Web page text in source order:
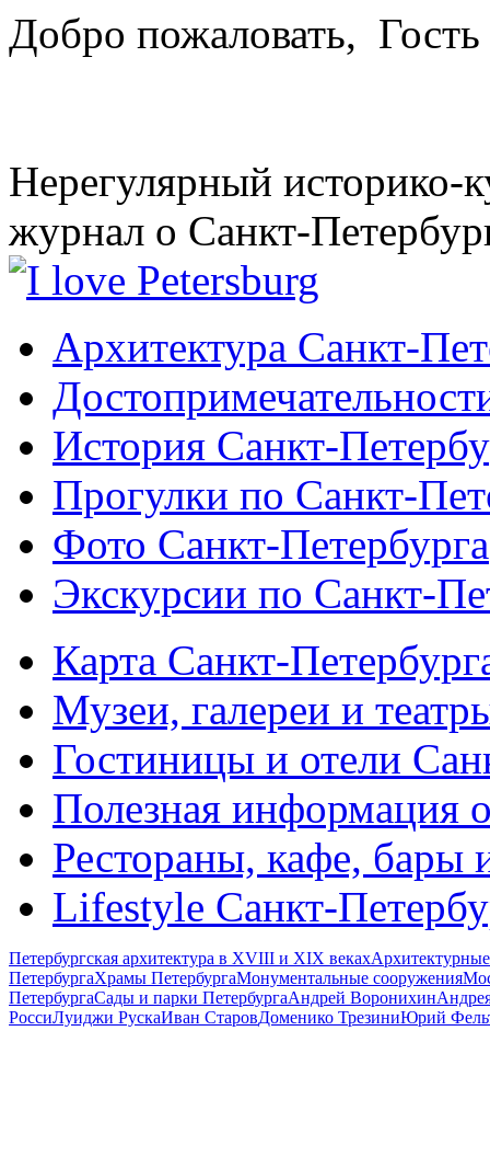
Добро пожаловать, Гость
Нерегулярный историко-
журнал о Санкт-
Архитектура Санкт-
История Санкт-
Прогулки по Санкт-
Фото Санкт-Петербурга
Экскурсии по Санкт-
Карта Санкт-
Музеи, галереи и
Гостиницы и отели
Полезная информация
Рестораны, кафе, бары
Lifestyle Санкт-
Петербургская архитектура в XVIII и XIX веках
ПетербургаХрамы ПетербургаМонументальные сооружения
ПетербургаСады и парки ПетербургаАндрей Воронихин
РоссиЛуиджи РускаИван СтаровДоменико ТрезиниЮрий